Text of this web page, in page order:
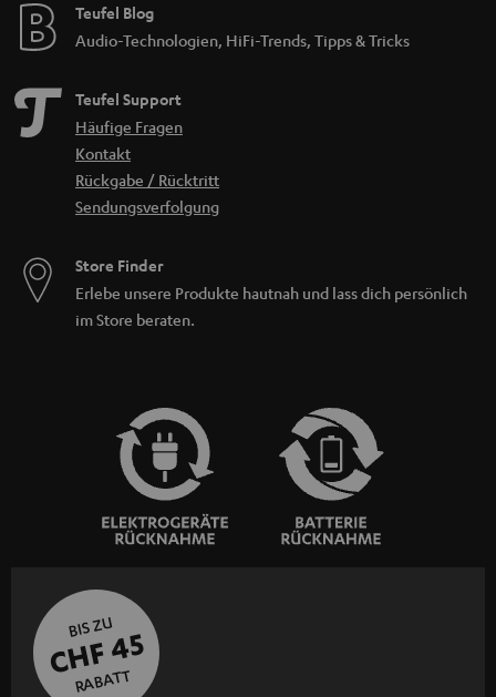
Teufel Blog
Audio-Technologien, HiFi-Trends, Tipps & Tricks
Teufel Support
Häufige Fragen
Kontakt
Rückgabe / Rücktritt
Sendungsverfolgung
Store Finder
Erlebe unsere Produkte hautnah und lass dich persönlich
im Store beraten.
BIS ZU
CHF 45
RABATT